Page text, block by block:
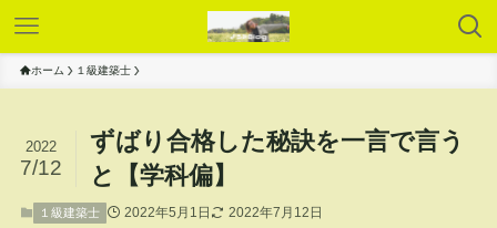
ホーム １級建築士
ずばり合格した秘訣を一言で言う
と【学科偏】
2022
7/12
１級建築士 2022年5月1日 2022年7月12日